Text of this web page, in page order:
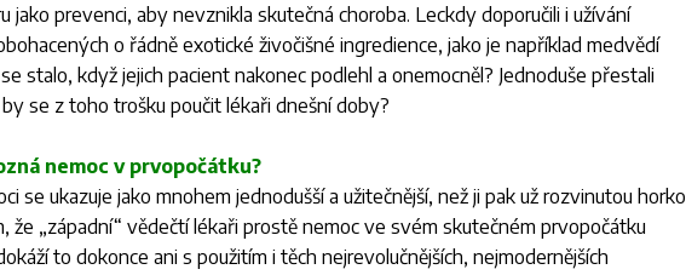
jako prevenci, aby nevznikla skutečná choroba. Leckdy doporučili i užívání
o řádně exotické živočišné ingredience, jako je například medvědí
stalo, když jejich pacient nakonec podlehl a onemocněl? Jednoduše přestali
se z toho trošku poučit lékaři dnešní doby?
nemoc v prvopočátku?
se ukazuje jako mnohem jednodušší a užitečnější, než ji pak už rozvinutou horko
že „západní“ vědečtí lékaři prostě nemoc ve svém skutečném prvopočátku
to dokonce ani s použitím i těch nejrevolučnějších, nejmodernějších